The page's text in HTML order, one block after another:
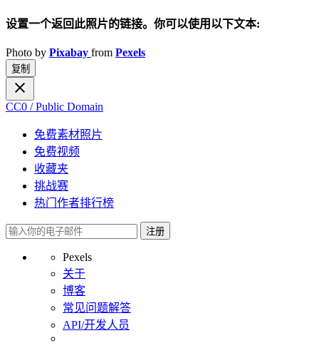
设置一个返回此照片的链接。你可以使用以下文本:
Photo by Pixabay from Pexels
复制
CC0 / Public Domain
免费素材照片
免费视频
收藏夹
挑战赛
热门作者排行榜
注册
Pexels
关于
博客
常见问题解答
API/开发人员